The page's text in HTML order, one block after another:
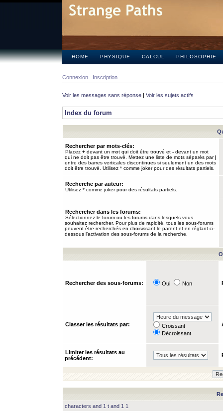
HOME PHYSIQUE CALCUL PHILOSOPHIE
Connexion Inscription
Voir les messages sans réponse | Voir les sujets actifs
Index du forum
Rechercher par mots-clés:
Placez + devant un mot qui doit être trouvé et - devant un mot
qui ne doit pas être trouvé. Mettez une liste de mots séparés par|
entre des barres verticales discontinues si seulement un des mots
doit être trouvé. Utilisez * comme joker pour des résultats partiels.
Recherche par auteur:
Utilisez * comme joker pour des résultats partiels.
Rechercher dans les forums:
Sélectionnez le forum ou les forums dans lesquels vous
souhaitez rechercher. Pour plus de rapidité, tous les sous-forums
peuvent être recherchés en choisissant le parent et en réglant ci-
dessous l’activation des sous-forums de la recherche.
Rechercher des sous-forums: Oui Non
Classer les résultats par:
Croissant
Décroissant
Limiter les résultats au
précédent:
characters and 1 t and 1 1